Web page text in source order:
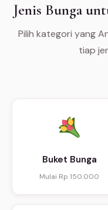
Jenis Bunga
Pilih kategori yang
tiap
Buket Bunga
Mulai Rp 150.000